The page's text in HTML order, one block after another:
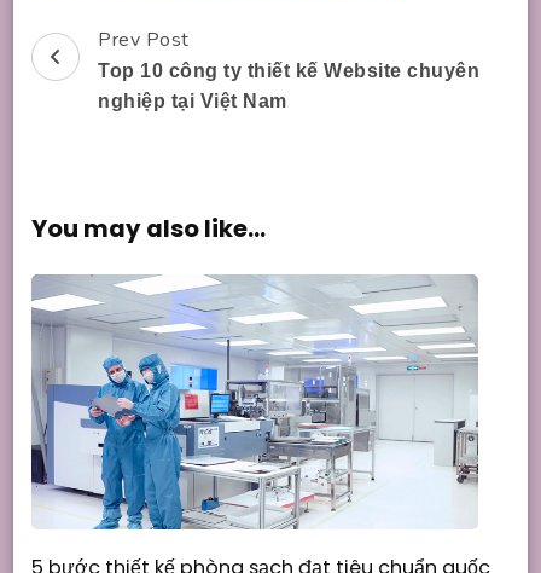
Post
Navigation
Prev Post
Top 10 công ty thiết kế Website chuyên
nghiệp tại Việt Nam
You may also like...